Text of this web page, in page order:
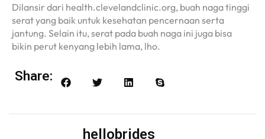
Dilansir dari health.clevelandclinic.org, buah naga tinggi
serat yang baik untuk kesehatan pencernaan serta
jantung. Selain itu, serat pada buah naga ini juga bisa
bikin perut kenyang lebih lama, lho.
Share:
hellobrides